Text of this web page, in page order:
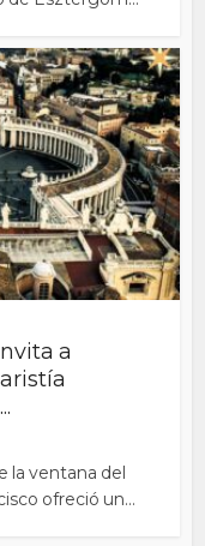
a
la ventana del
ofreció un...